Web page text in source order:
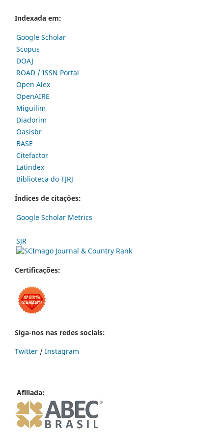
Indexada em:
Google Scholar
Scopus
DOAJ
ROAD / ISSN Portal
Open Alex
OpenAIRE
Miguilim
Diadorim
Oasisbr
BASE
Citefactor
Latindex
Biblioteca do TJRJ
Índices de citações:
Google Scholar Metrics
SJR
Certificações:
Siga-nos nas redes sociais:
Twitter / Instagram
Afiliada: